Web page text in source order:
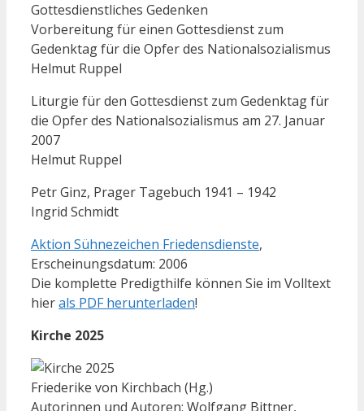
Gottesdienstliches Gedenken
Vorbereitung für einen Gottesdienst zum
Gedenktag für die Opfer des Nationalsozialismus
Helmut Ruppel
Liturgie für den Gottesdienst zum Gedenktag für
die Opfer des Nationalsozialismus am 27. Januar
2007
Helmut Ruppel
Petr Ginz, Prager Tagebuch 1941 – 1942
Ingrid Schmidt
Aktion Sühnezeichen Friedensdienste,
Erscheinungsdatum: 2006
Die komplette Predigthilfe können Sie im Volltext
hierals PDF herunterladen!
Kirche 2025
Friederike von Kirchbach (Hg.)
Autorinnen und Autoren: Wolfgang Bittner,